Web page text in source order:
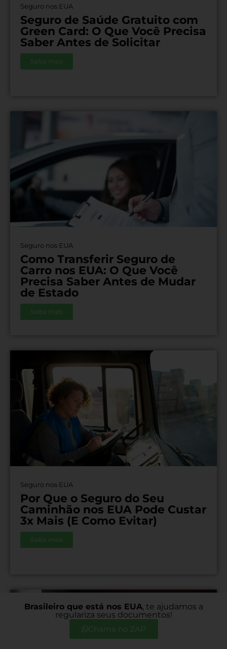
Seguro nos EUA
Seguro de Saúde Gratuito com
Green Card: O Que Você Precisa
Saber Antes de Solicitar
Saiba mais
Seguro nos EUA
Como Transferir Seguro de
Carro nos EUA: O Que Você
Precisa Saber Antes de Mudar
de Estado
Saiba mais
Seguro nos EUA
Por Que o Seguro do Seu
Caminhão nos EUA Pode Custar
3x Mais (E Como Evitar)
Saiba mais
Brasileiro que está nos EUA, te ajudamos a
regulariza seus documentos!
Chama no ZAP